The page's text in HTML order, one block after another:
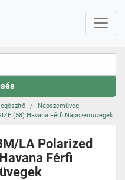
Napszemüveg
(58) Havana Férfi Napszemüvegek
LA Polarized
Férfi